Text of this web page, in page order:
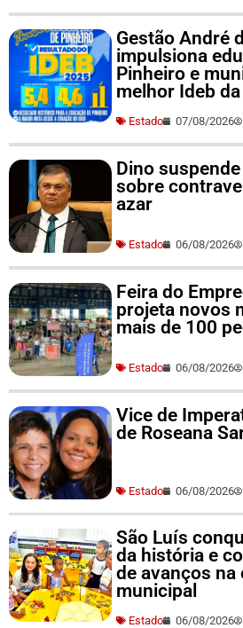
Gestão André
impulsiona
Pinheiro e
melhor Ideb
Estado 07/08/2026
Dino
sobre
azar
Estado 06/08/2026
Feira do
projeta novos
mais de 100
Estado 06/08/2026
Vice de
de Roseana
Estado 06/08/2026
São Luís
da história e
de avanços na
municipal
Estado 06/08/2026